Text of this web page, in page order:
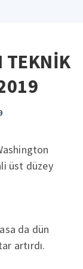
TEKNİK
üst düzey
da dün
artırdı.